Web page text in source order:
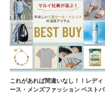
これがあれば間違いなし！！レディ
ース・メンズファッション ベストバ